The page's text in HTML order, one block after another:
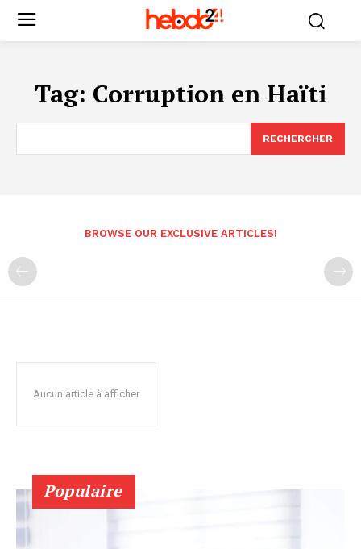
Tag: Corruption en Haïti
RECHERCHER
BROWSE OUR EXCLUSIVE ARTICLES!
Aucun article à afficher
Populaire